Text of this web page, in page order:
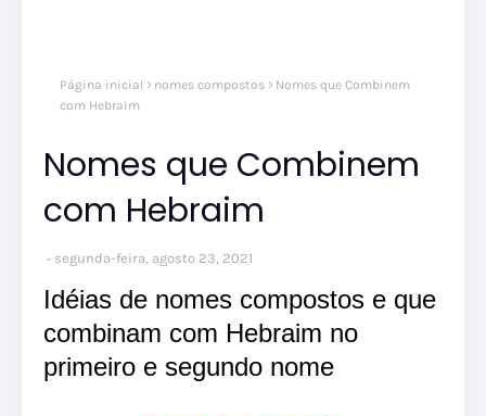
Página inicial nomes compostos
Nomes que Combinem
com Hebraim
Nomes que Combinem
com Hebraim
segunda-feira, agosto 23, 2021
Idéias de nomes compostos e que
combinam com Hebraim no
primeiro e segundo nome